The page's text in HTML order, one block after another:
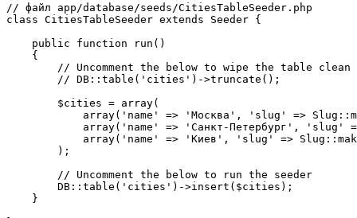
// файл app/database/seeds/CitiesTableSeeder.php
class CitiesTableSeeder extends Seeder {
    public function run()
    {
// Uncomment the below to wipe the table clean
        // DB::table('cities')->truncate();
        $cities = array(
array('name' => 'Москва', 'slug' =>
array('name' => 'Санкт-Петербург', 'slug'
array('name' => 'Киев', 'slug' =>
        );
        // Uncomment the below to run the seeder
        DB::table('cities')->insert($cities);
    }